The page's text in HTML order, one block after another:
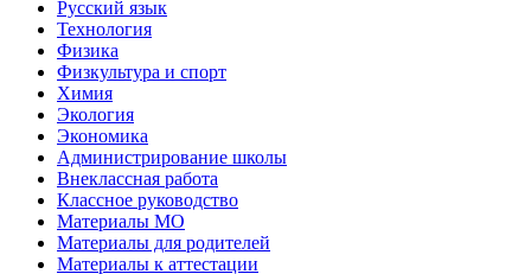
Русский язык
Технология
Физика
Физкультура и спорт
Химия
Экология
Экономика
Администрирование школы
Внеклассная работа
Классное руководство
Материалы МО
Материалы для родителей
Материалы к аттестации